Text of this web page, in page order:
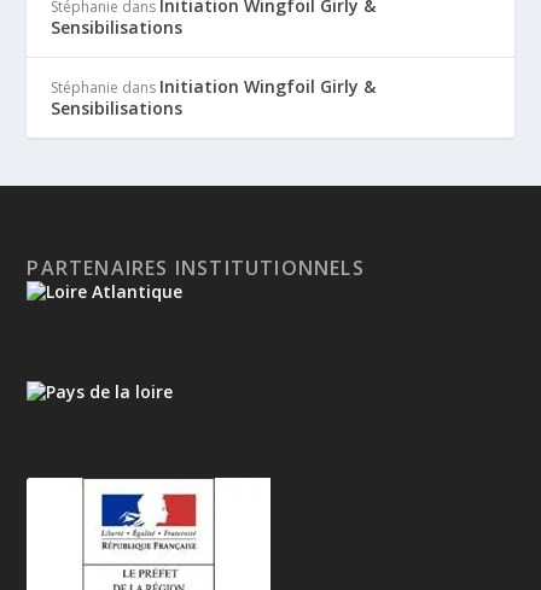
Stéphanie dans Initiation Wingfoil Girly &
Sensibilisations
Stéphanie dans Initiation Wingfoil Girly &
Sensibilisations
PARTENAIRES INSTITUTIONNELS